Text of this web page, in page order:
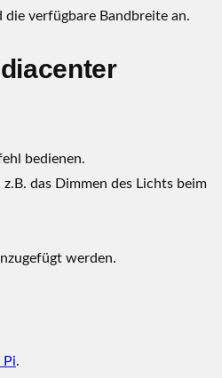
die verfügbare Bandbreite an.
bedienen.
das Dimmen des Lichts beim
werden.
Pi.